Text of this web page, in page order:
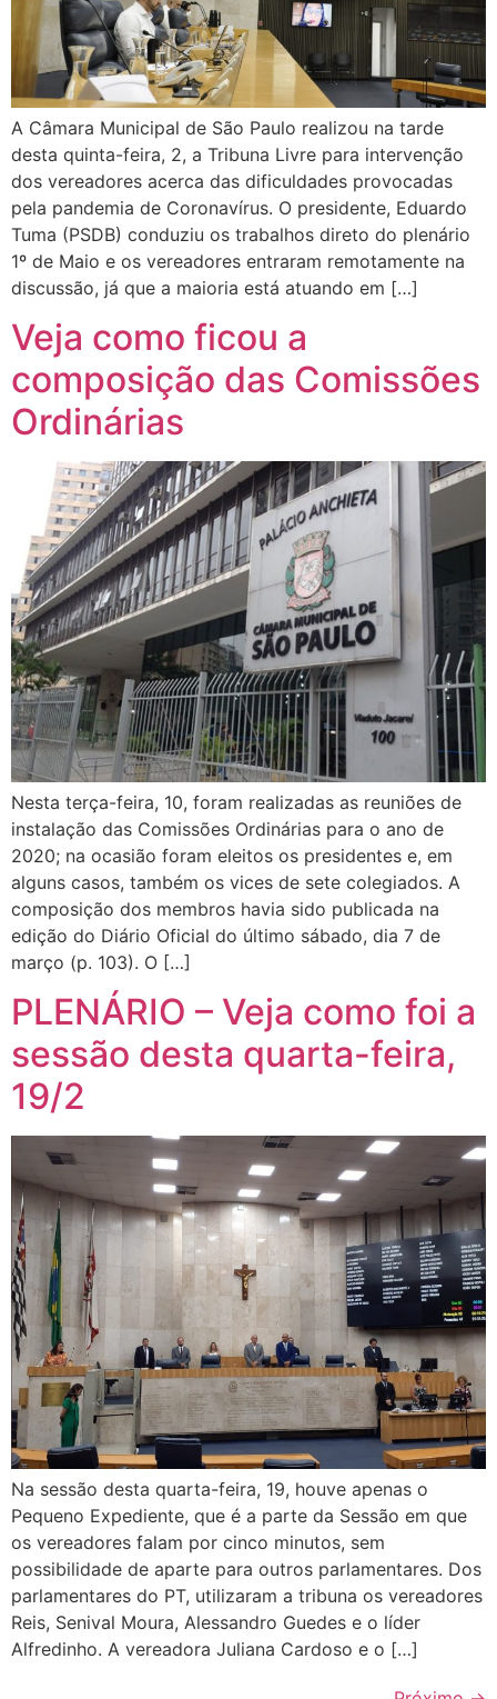
A Câmara Municipal de São Paulo realizou na tarde
desta quinta-feira, 2, a Tribuna Livre para intervenção
dos vereadores acerca das dificuldades provocadas
pela pandemia de Coronavírus. O presidente, Eduardo
Tuma (PSDB) conduziu os trabalhos direto do plenário
1º de Maio e os vereadores entraram remotamente na
discussão, já que a maioria está atuando em […]
Veja como ficou a
composição das Comissões
Ordinárias
Nesta terça-feira, 10, foram realizadas as reuniões de
instalação das Comissões Ordinárias para o ano de
2020; na ocasião foram eleitos os presidentes e, em
alguns casos, também os vices de sete colegiados. A
composição dos membros havia sido publicada na
edição do Diário Oficial do último sábado, dia 7 de
março (p. 103). O […]
PLENÁRIO – Veja como foi a
sessão desta quarta-feira,
19/2
Na sessão desta quarta-feira, 19, houve apenas o
Pequeno Expediente, que é a parte da Sessão em que
os vereadores falam por cinco minutos, sem
possibilidade de aparte para outros parlamentares. Dos
parlamentares do PT, utilizaram a tribuna os vereadores
Reis, Senival Moura, Alessandro Guedes e o líder
Alfredinho. A vereadora Juliana Cardoso e o […]